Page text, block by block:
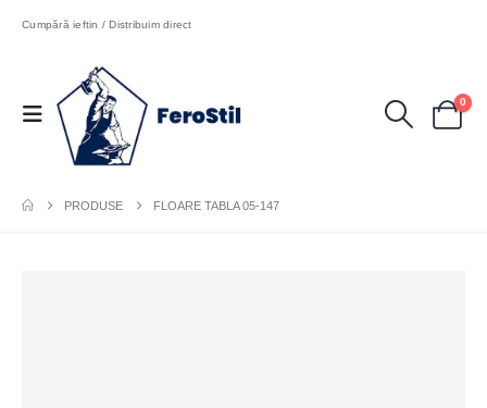
Cumpără ieftin / Distribuim direct
0
PRODUSE FLOARE TABLA 05-147